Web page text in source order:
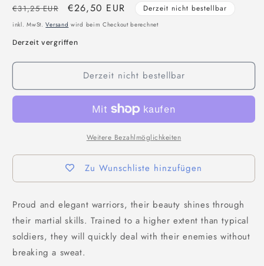
Normaler
Preis
€31,25 EUR Verkaufspreis
€26,50 EUR Derzeit nicht bestellbar
inkl. MwSt.Versand wird beim Checkout berechnet
Derzeit vergriffen
Derzeit nicht bestellbar
Weitere Bezahlmöglichkeiten
Zu Wunschliste hinzufügen
Proud and elegant warriors, their beauty shines through
their martial skills. Trained to a higher extent than typical
soldiers, they will quickly deal with their enemies without
breaking a sweat.